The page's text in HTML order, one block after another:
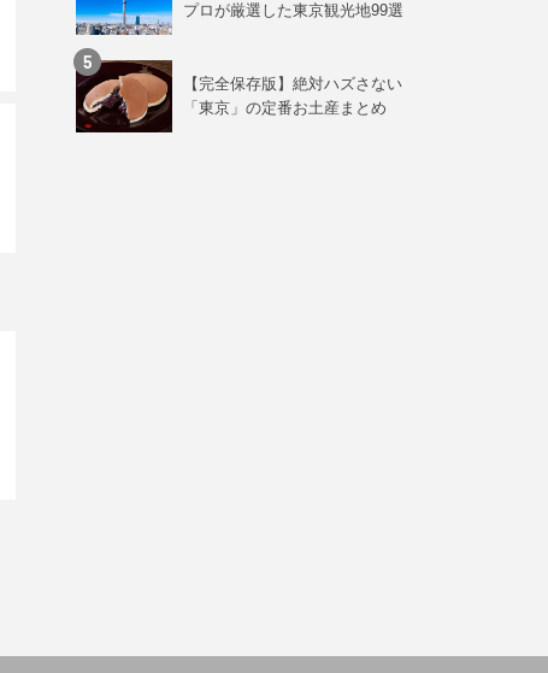
プロが厳選した東京観光地99選
【完全保存版】絶対ハズさない
「東京」の定番お土産まとめ